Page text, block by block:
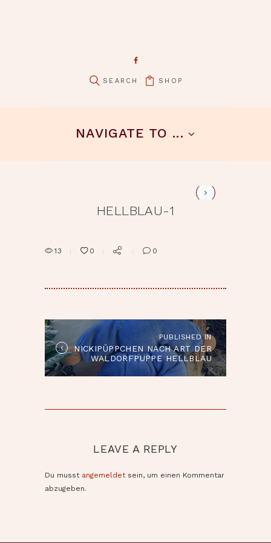
SHOP
NAVIGATE TO ...
hellblau-2
HELLBLAU-1
13 0 0
PUBLISHED INPublished
in
the
post:
NICKIPÜPPCHEN NACH ART DER
WALDORFPUPPE HELLBLAU
LEAVE A REPLY
Du musst angemeldetsein, um einen Kommentar
abzugeben.